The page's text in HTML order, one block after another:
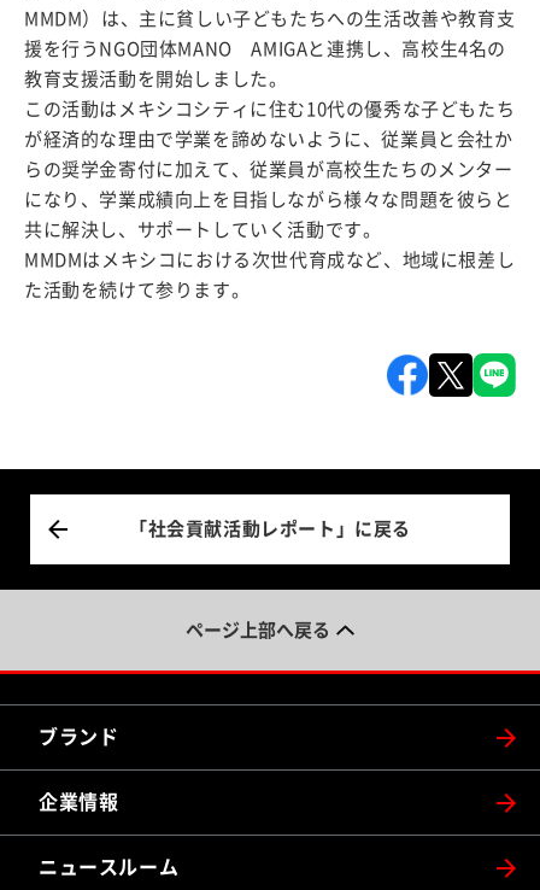
MMDM）は、主に貧しい子どもたちへの生活改善や教育支
援を行うNGO団体MANO AMIGAと連携し、高校生4名の
教育支援活動を開始しました。
この活動はメキシコシティに住む10代の優秀な子どもたち
が経済的な理由で学業を諦めないように、従業員と会社か
らの奨学金寄付に加えて、従業員が高校生たちのメンター
になり、学業成績向上を目指しながら様々な問題を彼らと
共に解決し、サポートしていく活動です。
MMDMはメキシコにおける次世代育成など、地域に根差し
た活動を続けて参ります。
「社会貢献活動レポート」に戻る
ページ上部へ戻る
ブランド
企業情報
ニュースルーム